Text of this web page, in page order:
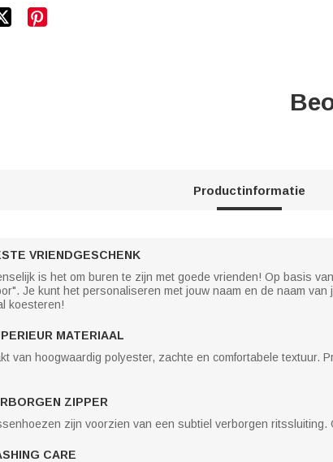

Productinformatie
VRIENDGESCHENK
is het om buren te zijn met goede vrienden! Op basis
Je kunt het personaliseren met jouw naam en de naam
koesteren!
MATERIAAL
van hoogwaardig polyester, zachte en comfortabele textuur.
ZIPPER
zijn voorzien van een subtiel verborgen ritssluiting.
CARE